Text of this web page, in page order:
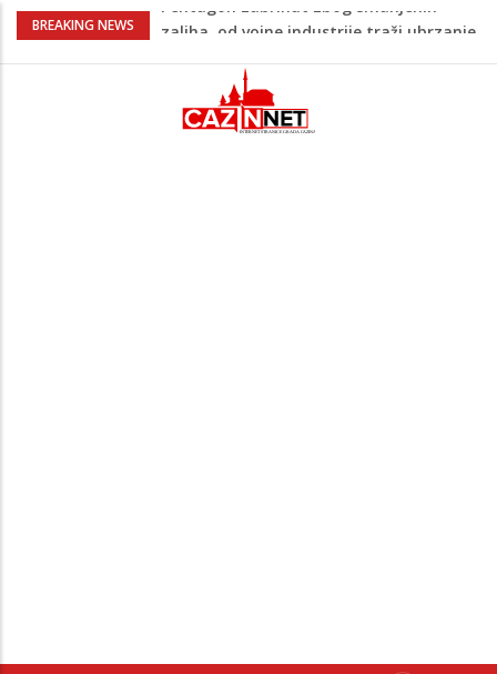
BREAKING NEWS
U FBiH nema jedinstvene evidencije o
godine izrekli 48.000 KM kazni
Temperature danas do 38 stepeni: U
dijelovima BiH moguća kratkotrajna kiša